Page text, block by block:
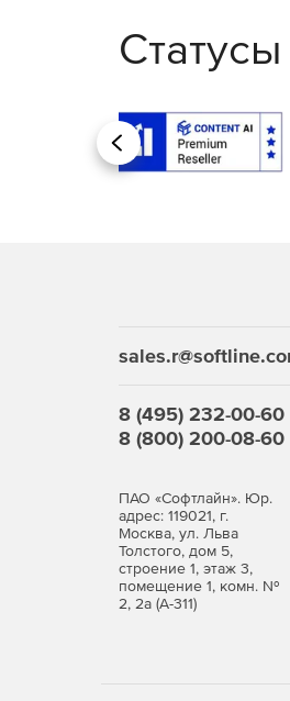
Назад
8 (495) 232-00-60
8 (800) 200-08-60
ПАО «Софтлайн». Юр.
адрес: 119021, г.
Москва, ул. Льва
Толстого, дом 5,
строение 1, этаж 3,
помещение 1, комн. №
2, 2а (А-311)